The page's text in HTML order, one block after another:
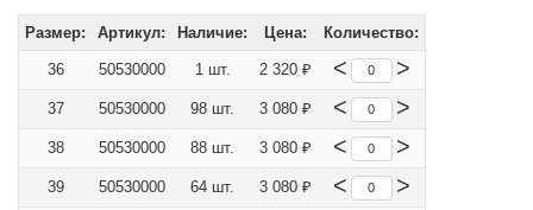
Размер: Артикул: Наличие: Цена: Количество:
36 50530000 1 шт. 2 320 ₽ < >
37 50530000 98 шт. 3 080 ₽ < >
38 50530000 88 шт. 3 080 ₽ < >
39 50530000 64 шт. 3 080 ₽ < >